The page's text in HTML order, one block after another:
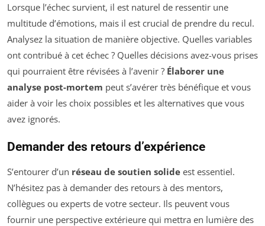
Lorsque l’échec survient, il est naturel de ressentir une
multitude d’émotions, mais il est crucial de prendre du recul.
Analysez la situation de manière objective. Quelles variables
ont contribué à cet échec ? Quelles décisions avez-vous prises
qui pourraient être révisées à l’avenir ? Élaborer une
analyse post-mortem peut s’avérer très bénéfique et vous
aider à voir les choix possibles et les alternatives que vous
avez ignorés.
Demander des retours d’expérience
S’entourer d’un réseau de soutien solide est essentiel.
N’hésitez pas à demander des retours à des mentors,
collègues ou experts de votre secteur. Ils peuvent vous
fournir une perspective extérieure qui mettra en lumière des